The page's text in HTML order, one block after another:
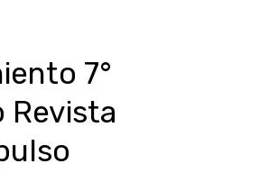
7°
Revista